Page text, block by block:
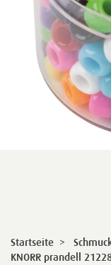
Startseite >
KNORR prandell